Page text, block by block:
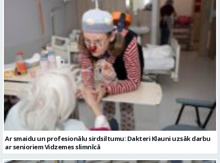
Ar smaidu un profesionālu sirdsiltumu: Dakteri Klauni uzsāk darbu
ar senioriem Vidzemes slimnīcā